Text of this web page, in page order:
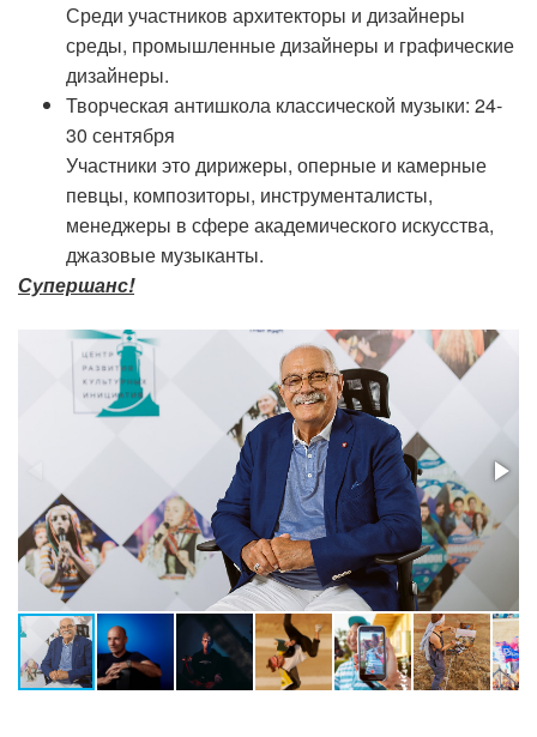
Среди участников архитекторы и дизайнеры
среды, промышленные дизайнеры и графические
дизайнеры.
Творческая антишкола классической музыки: 24-
30 сентября
Участники это дирижеры, оперные и камерные
певцы, композиторы, инструменталисты,
менеджеры в сфере академического искусства,
джазовые музыканты.
Супершанс!